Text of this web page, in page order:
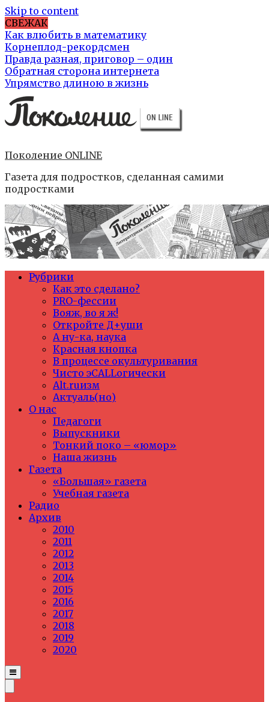
Skip to content
СВЕЖАК
Как влюбить в математику
Корнеплод-рекордсмен
Правда разная, приговор – один
Обратная сторона интернета
Упрямство длиною в жизнь
Поколение ONLINE
Газета для подростков, сделанная самими
подростками
Рубрики
Как это сделано?
PRO-фессии
Вояж, во я ж!
Откройте Д+уши
А ну-ка, наука
Красная кнопка
В процессе окультуривания
Чисто эCALLогически
Alt.ruизм
Актуаль(но)
О нас
Педагоги
Выпускники
Тонкий поко – «юмор»
Наша жизнь
Газета
«Большая» газета
Учебная газета
Радио
Архив
2010
2011
2012
2013
2014
2015
2016
2017
2018
2019
2020